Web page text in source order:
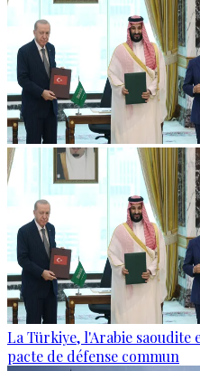
La Türkiye, l'Arabie saoudite
pacte de défense commun